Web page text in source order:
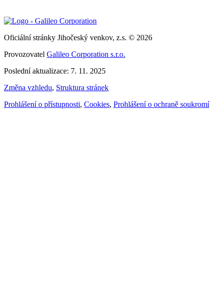
Oficiální stránky Jihočeský venkov, z.s. © 2026
Provozovatel Galileo Corporation s.r.o.
Poslední aktualizace: 7. 11. 2025
Změna vzhledu, Struktura stránek
Prohlášení o přístupnosti, Cookies, Prohlášení o ochraně soukromí